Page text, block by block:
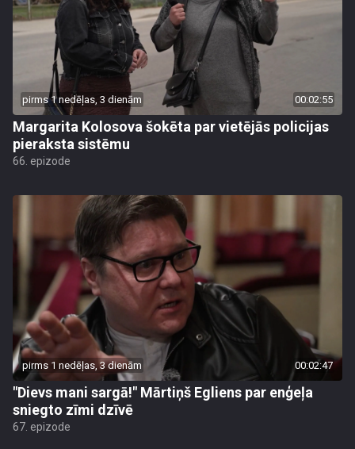
pirms 1 nedēļas, 3 dienām 00:02:55
Margarita Kolosova šokēta par vietējās policijas
pieraksta sistēmu
66. epizode
pirms 1 nedēļas, 3 dienām 00:02:47
"Dievs mani sargā!" Mārtiņš Egliens par enģeļa
sniegto zīmi dzīvē
67. epizode